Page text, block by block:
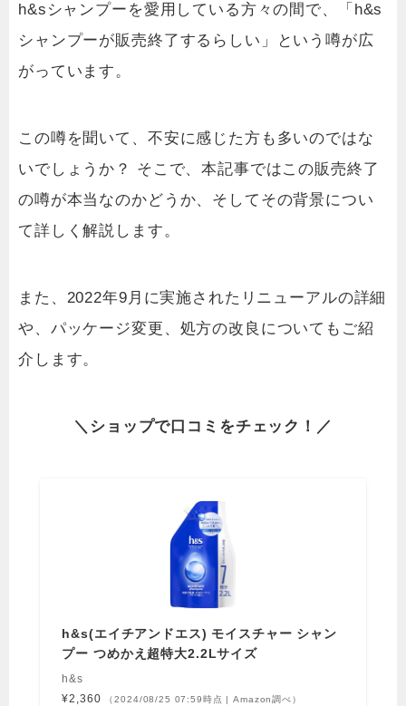
h&sシャンプーを愛用している方々の間で、「h&s
シャンプーが販売終了するらしい」という噂が広
がっています。
この噂を聞いて、不安に感じた方も多いのではな
いでしょうか？ そこで、本記事ではこの販売終了
の噂が本当なのかどうか、そしてその背景につい
て詳しく解説します。
また、2022年9月に実施されたリニューアルの詳細
や、パッケージ変更、処方の改良についてもご紹
介します。
＼ ショップで口コミをチェック！／
h&s(エイチアンドエス) モイスチャー シャン
プー つめかえ超特大2.2Lサイズ
h&s
¥2,360
（2024/08/25 07:59時点 | Amazon調べ）